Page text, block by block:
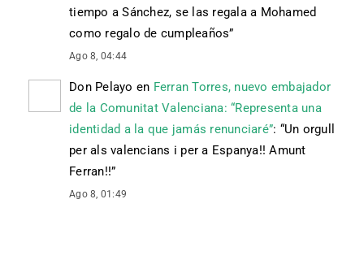
tiempo a Sánchez, se las regala a Mohamed
como regalo de cumpleaños”
Ago 8, 04:44
Don Pelayo en Ferran Torres, nuevo embajador
de la Comunitat Valenciana: “Representa una
identidad a la que jamás renunciaré”: “Un orgull
per als valencians i per a Espanya!! Amunt
Ferran!!”
Ago 8, 01:49